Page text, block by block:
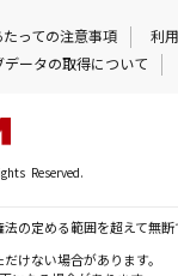
っての注意事項
利
データの取得について
Reserved.
の定める範囲を超えて無
けない場合があります。